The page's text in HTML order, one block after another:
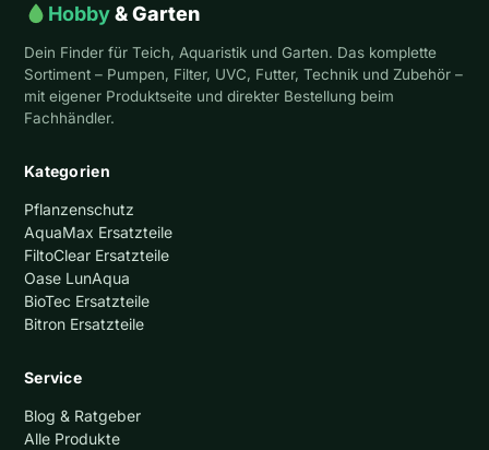
Hobby& Garten
Dein Finder für Teich, Aquaristik und Garten. Das komplette
Sortiment – Pumpen, Filter, UVC, Futter, Technik und Zubehör –
mit eigener Produktseite und direkter Bestellung beim
Fachhändler.
Kategorien
Pflanzenschutz
AquaMax Ersatzteile
FiltoClear Ersatzteile
Oase LunAqua
BioTec Ersatzteile
Bitron Ersatzteile
Service
Blog & Ratgeber
Alle Produkte